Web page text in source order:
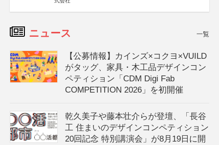
ニュース 一覧
【公募情報】カインズ×コクヨ×VUILD
がタッグ、家具・木工品デザインコン
ペティション「CDM Digi Fab
COMPETITION 2026」を初開催
乾久美子や藤本壮介らが登壇、「長谷
工 住まいのデザインコンペティション
20回記念 特別講演会」が8月19日に開